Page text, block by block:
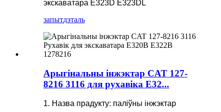
экскаватара E323D E323DL
запытдэталь
Арыгінальны інжэктар CAT 127-
8216 3116 для рухавіка E32...
1. Назва прадукту: паліўны інжэктар